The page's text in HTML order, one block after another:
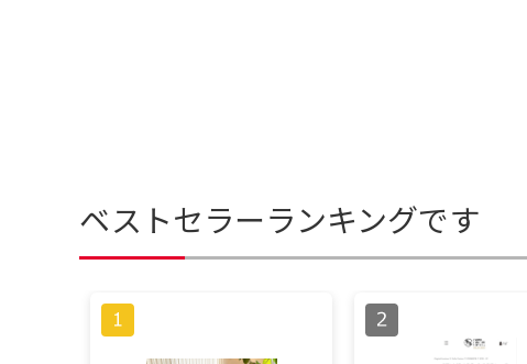
ベストセラーランキングです